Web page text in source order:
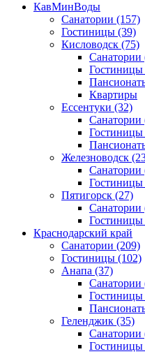
КавМинВоды
Санатории (157)
Гостиницы (39)
Кисловодск (75)
Санатории
Гостиницы
Квартиры
Ессентуки (32)
Санатории
Гостиницы
Железноводск
Санатории
Гостиницы
Пятигорск (27)
Санатории
Гостиницы
Краснодарский край
Санатории (209)
Гостиницы (102)
Анапа (37)
Санатории
Гостиницы
Геленджик (35)
Санатории
Гостиницы